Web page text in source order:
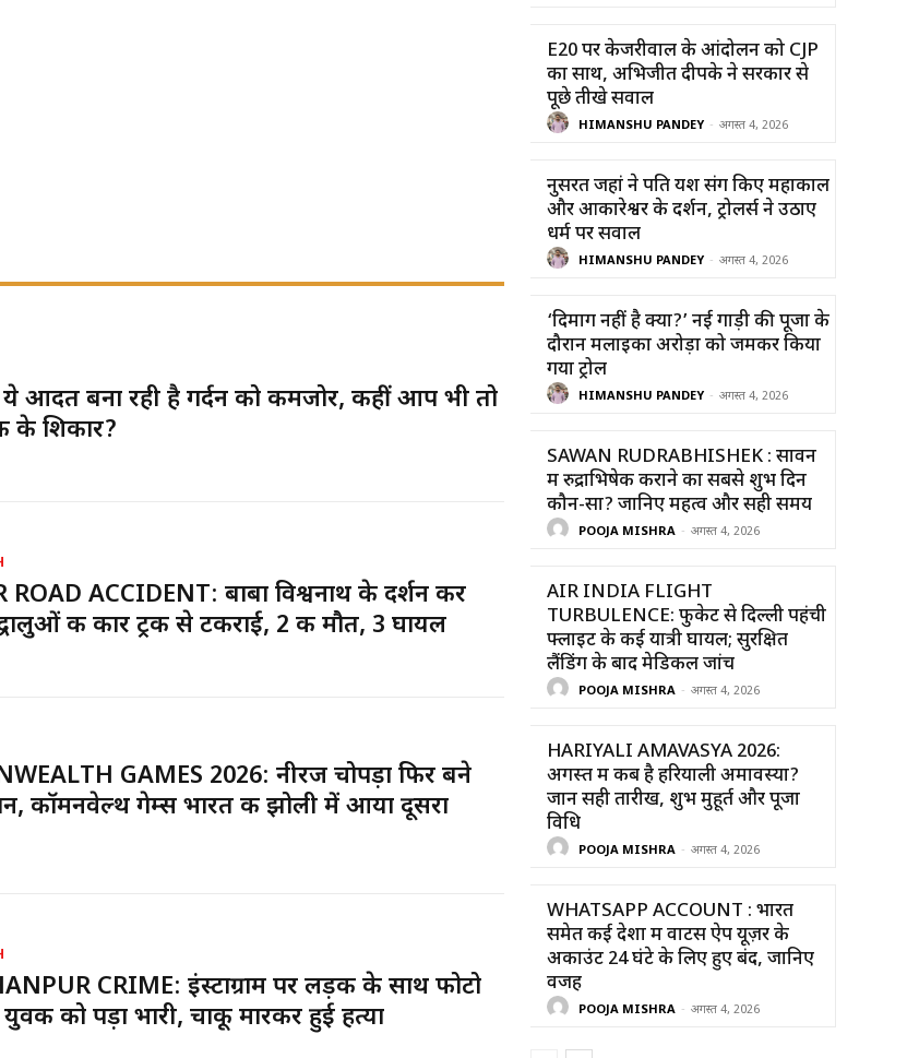
ये आदत बना रही है गर्दन को कमजोर, कहीं आप भी तो
के शिकार?
ROAD ACCIDENT: बाबा विश्वनाथ के दर्शन कर
की कार ट्रक से टकराई, 2 की मौत, 3 घायल
GAMES 2026: नीरज चोपड़ा फिर बने
कॉमनवेल्थ गेम्स भारत की झोली में आया दूसरा
CRIME: इंस्टाग्राम पर लड़की के साथ फोटो
को पड़ा भारी, चाकू मारकर हुई हत्या
E20 पर केजरीवाल के आंदोलन को CJP
का साथ, अभिजीत दीपके ने सरकार से
पूछे तीखे सवाल
HIMANSHU PANDEY - अगस्त 4, 2026
नुसरत जहां ने पति यश संग किए महाकाल
और ओंकारेश्वर के दर्शन, ट्रोलर्स ने उठाए
धर्म पर सवाल
HIMANSHU PANDEY - अगस्त 4, 2026
‘दिमाग नहीं है क्या?’ नई गाड़ी की पूजा के
दौरान मलाइका अरोड़ा को जमकर किया
गया ट्रोल
HIMANSHU PANDEY - अगस्त 4, 2026
SAWAN RUDRABHISHEK : सावन
में रुद्राभिषेक कराने का सबसे शुभ दिन
कौन-सा? जानिए महत्व और सही समय
POOJA MISHRA - अगस्त 4, 2026
AIR INDIA FLIGHT
TURBULENCE: फुकेट से दिल्ली पहंची
फ्लाइट के कई यात्री घायल; सुरक्षित
लैंडिंग के बाद मेडिकल जांच
POOJA MISHRA - अगस्त 4, 2026
HARIYALI AMAVASYA 2026:
अगस्त में कब है हरियाली अमावस्या?
जानें सही तारीख, शुभ मुहूर्त और पूजा
विधि
POOJA MISHRA - अगस्त 4, 2026
WHATSAPP ACCOUNT : भारत
समेत कई देशों में वाटस ऐप यूज़र के
अकाउंट 24 घंटे के लिए हुए बंद, जानिए
वजह
POOJA MISHRA - अगस्त 4, 2026